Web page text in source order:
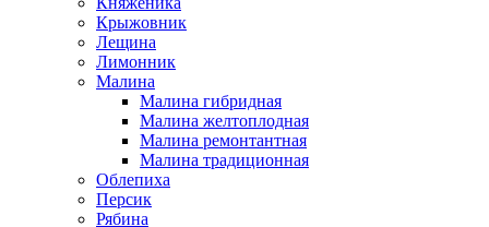
Крыжовник
Лещина
Лимонник
Малина
Малина гибридная
Малина желтоплодная
Малина ремонтантная
Малина традиционная
Облепиха
Персик
Рябина